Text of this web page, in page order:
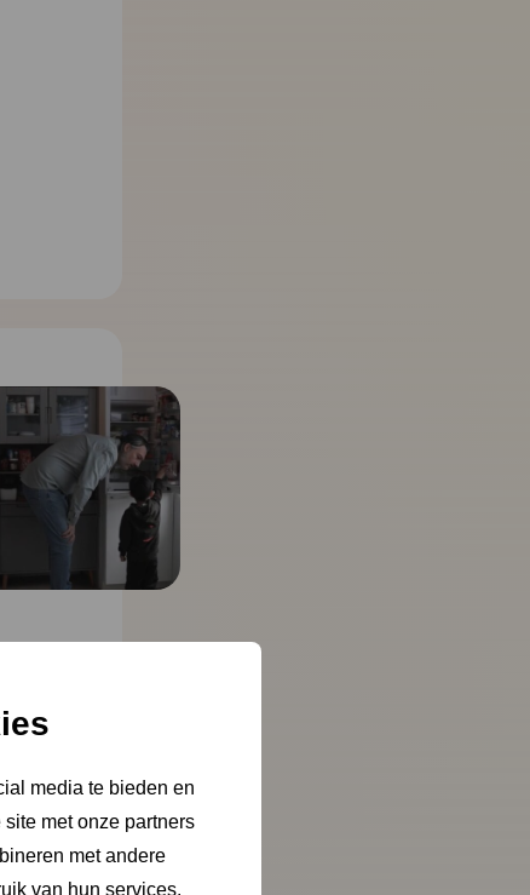
media te bieden en
met onze partners
met andere
van hun services.